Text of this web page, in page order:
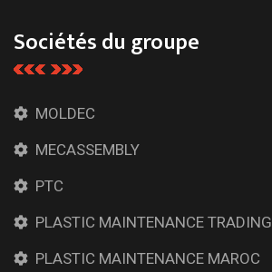
Sociétés du groupe
MOLDEC
MECASSEMBLY
PTC
PLASTIC MAINTENANCE TRADING
PLASTIC MAINTENANCE MAROC